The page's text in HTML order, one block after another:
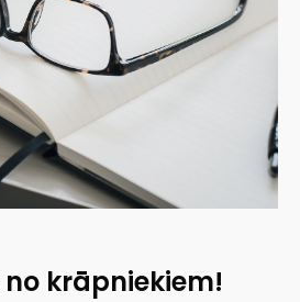
krāpniekiem!